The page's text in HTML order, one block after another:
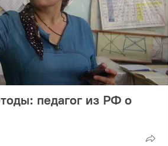
педагог из РФ о